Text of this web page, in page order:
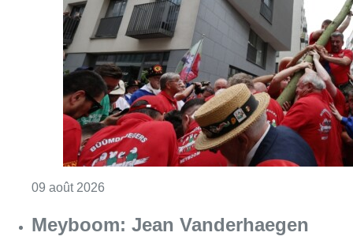
09 août 2026
Meyboom: Jean Vanderhaegen